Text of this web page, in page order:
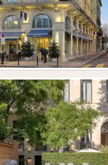
Forrige billede
Forrige billede